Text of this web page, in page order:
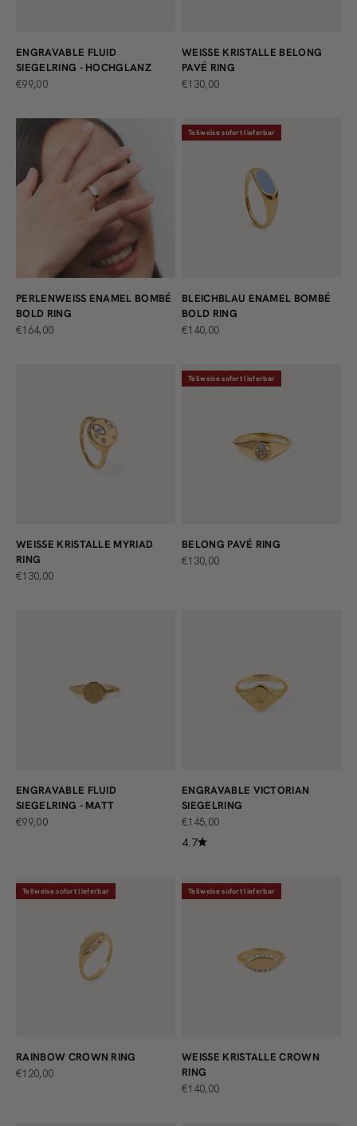
ENGRAVABLE FLUID
SIEGELRING - HOCHGLANZ
ANGEBOT
€99,00
WEISSE KRISTALLE BELONG P
AVÉ RING
ANGEBOT
€130,00
PERLENWEISS ENAMEL BOMBÉ B
OLD RING
ANGEBOT
€164,00
Teilweise sofort lieferbar
BLEICHBLAU ENAMEL BOMBÉ
BOLD RING
ANGEBOT
€140,00
WEISSE KRISTALLE MYRIAD R
ING
ANGEBOT
€130,00
Teilweise sofort lieferbar
BELONG PAVÉ RING
ANGEBOT
€130,00
ENGRAVABLE FLUID
SIEGELRING - MATT
ANGEBOT
€99,00
ENGRAVABLE VICTORIAN
SIEGELRING
ANGEBOT
€145,00
4.7
Teilweise sofort lieferbar
RAINBOW CROWN RING
ANGEBOT
€120,00
Teilweise sofort lieferbar
WEISSE KRISTALLE CROWN R
ING
ANGEBOT
€140,00